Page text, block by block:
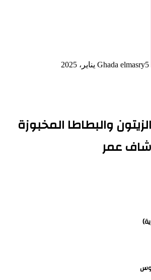
Ghada elmasry5 يناير، 2025
والبطاطا المخبوزة
عمر